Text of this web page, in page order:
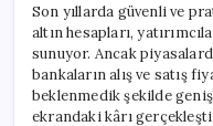
Son yıllarda güvenli ve
altın hesapları,
sunuyor. Ancak
bankaların alış ve satış
beklenmedik şekilde
ekrandaki kârı